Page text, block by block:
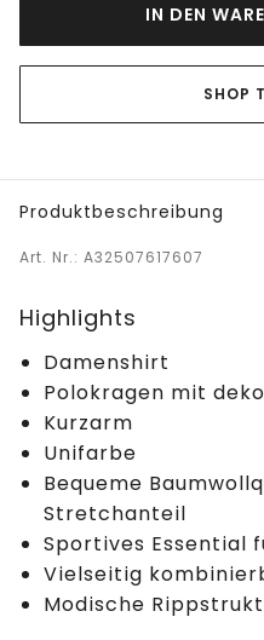
IN DEN
SHOP
Produktbeschreibung
Art. Nr.: A32507617607
Highlights
Damenshirt
Polokragen mit
Kurzarm
Unifarbe
Bequeme
Stretchanteil
Sportives Essential
Vielseitig
Modische